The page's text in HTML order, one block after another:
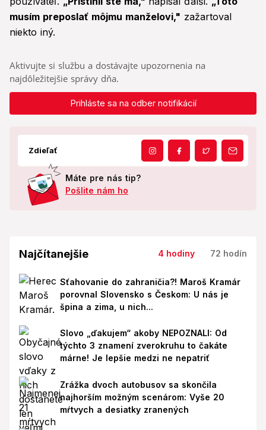
musím preposlať môjmu manželovi," zažartoval
niekto iný.
Aktivujte si službu a dostávajte upozornenia na
najdôležitejšie správy dňa.
Prihláste sa na odber notifikácií
Zdieľať
Máte pre nás tip?
Pošlite nám ho
Najčítanejšie 4 hodiny 72 hodín
Sťahovanie do zahraničia?! Maroš Kramár
porovnal Slovensko s Českom: U nás je
špina a zima, u nich...
Slovo „ďakujem“ akoby NEPOZNALI: Od
týchto 3 znamení zverokruhu to čakáte
márne! Je lepšie medzi ne nepatriť
Zrážka dvoch autobusov sa skončila
najhorším možným scenárom: Vyše 20
mŕtvych a desiatky zranených